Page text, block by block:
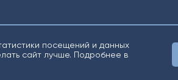
посещений и данных
сайт лучше. Подробнее в